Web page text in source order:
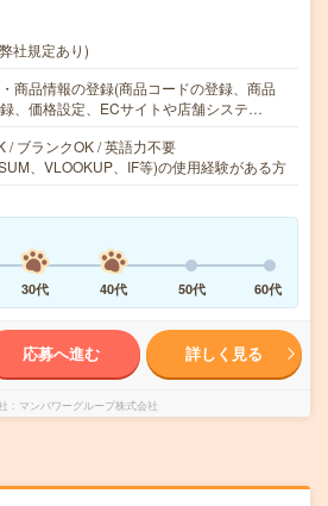
社規定あり)
・商品情報の登録(商品コードの登録、商品
、価格設定、ECサイトや店舗システ…
/ ブランクOK / 英語力不要
、VLOOKUP、IF等)の使用経験がある方
30代 40代 50代 60代
応募へ進む 詳しく見る
マンパワーグループ株式会社